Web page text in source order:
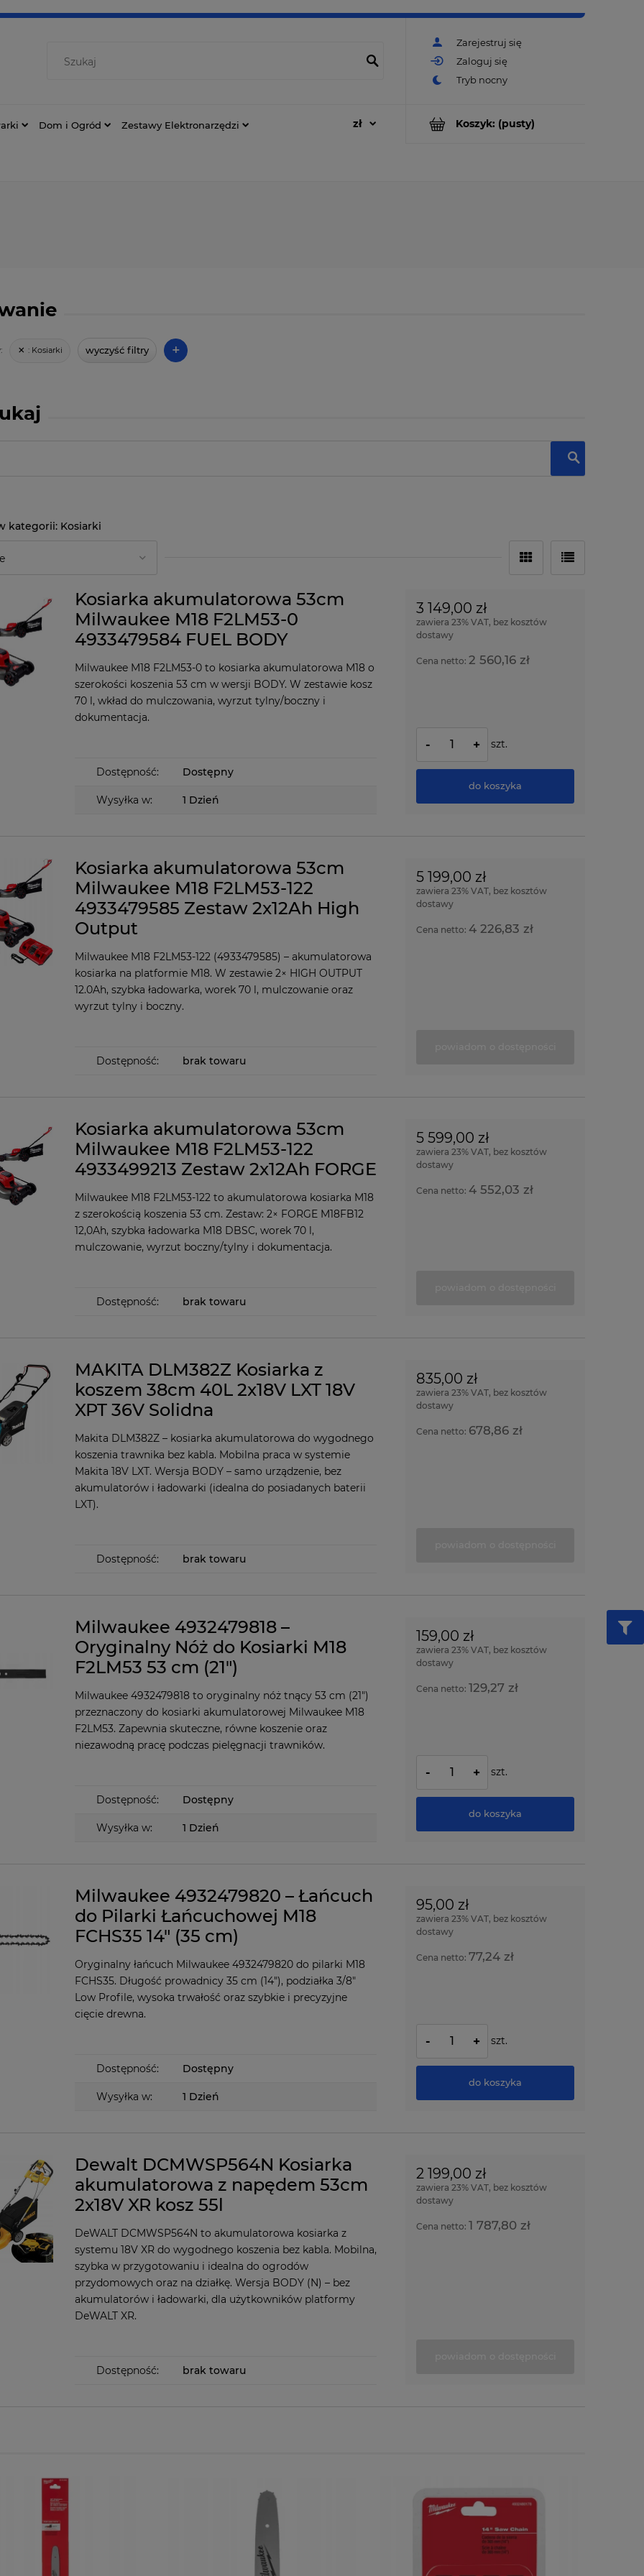
Zarejestruj się
Zaloguj się
Koszyk: (pusty)
Dom i Ogród Zestawy Elektronarzędzi
: Kosiarki wyczyść filtry +
Kosiarki
Kosiarka akumulatorowa 53cm
Milwaukee M18 F2LM53-0
4933479584 FUEL BODY
Milwaukee M18 F2LM53-0 to kosiarka akumulatorowa M18 o
szerokości koszenia 53 cm w wersji BODY. W zestawie kosz
70 l, wkład do mulczowania, wyrzut tylny/boczny i
dokumentacja.
Dostępność: Dostępny
Wysyłka w: 1 Dzień
3 149,00 zł
zawiera 23% VAT, bez kosztów
dostawy
Cena netto: 2 560,16 zł
- + szt.
do koszyka
Kosiarka akumulatorowa 53cm
Milwaukee M18 F2LM53-122
4933479585 Zestaw 2x12Ah High
Output
Milwaukee M18 F2LM53-122 (4933479585) – akumulatorowa
kosiarka na platformie M18. W zestawie 2× HIGH OUTPUT
12.0Ah, szybka ładowarka, worek 70 l, mulczowanie oraz
wyrzut tylny i boczny.
Dostępność: brak towaru
5 199,00 zł
zawiera 23% VAT, bez kosztów
dostawy
Cena netto: 4 226,83 zł
Kosiarka akumulatorowa 53cm
Milwaukee M18 F2LM53-122
4933499213 Zestaw 2x12Ah FORGE
Milwaukee M18 F2LM53-122 to akumulatorowa kosiarka M18
z szerokością koszenia 53 cm. Zestaw: 2× FORGE M18FB12
12,0Ah, szybka ładowarka M18 DBSC, worek 70 l,
mulczowanie, wyrzut boczny/tylny i dokumentacja.
Dostępność: brak towaru
5 599,00 zł
zawiera 23% VAT, bez kosztów
dostawy
Cena netto: 4 552,03 zł
MAKITA DLM382Z Kosiarka z
koszem 38cm 40L 2x18V LXT 18V
XPT 36V Solidna
Makita DLM382Z – kosiarka akumulatorowa do wygodnego
koszenia trawnika bez kabla. Mobilna praca w systemie
Makita 18V LXT. Wersja BODY – samo urządzenie, bez
akumulatorów i ładowarki (idealna do posiadanych baterii
LXT).
Dostępność: brak towaru
835,00 zł
zawiera 23% VAT, bez kosztów
dostawy
Cena netto: 678,86 zł
Milwaukee 4932479818 –
Oryginalny Nóż do Kosiarki M18
F2LM53 53 cm (21")
Milwaukee 4932479818 to oryginalny nóż tnący 53 cm (21")
przeznaczony do kosiarki akumulatorowej Milwaukee M18
F2LM53. Zapewnia skuteczne, równe koszenie oraz
niezawodną pracę podczas pielęgnacji trawników.
Dostępność: Dostępny
Wysyłka w: 1 Dzień
159,00 zł
zawiera 23% VAT, bez kosztów
dostawy
Cena netto: 129,27 zł
- + szt.
do koszyka
Milwaukee 4932479820 – Łańcuch
do Pilarki Łańcuchowej M18
FCHS35 14" (35 cm)
Oryginalny łańcuch Milwaukee 4932479820 do pilarki M18
FCHS35. Długość prowadnicy 35 cm (14"), podziałka 3/8"
Low Profile, wysoka trwałość oraz szybkie i precyzyjne
cięcie drewna.
Dostępność: Dostępny
Wysyłka w: 1 Dzień
95,00 zł
zawiera 23% VAT, bez kosztów
dostawy
Cena netto: 77,24 zł
- + szt.
do koszyka
Dewalt DCMWSP564N Kosiarka
akumulatorowa z napędem 53cm
2x18V XR kosz 55l
DeWALT DCMWSP564N to akumulatorowa kosiarka z
systemu 18V XR do wygodnego koszenia bez kabla. Mobilna,
szybka w przygotowaniu i idealna do ogrodów
przydomowych oraz na działkę. Wersja BODY (N) – bez
akumulatorów i ładowarki, dla użytkowników platformy
DeWALT XR.
Dostępność: brak towaru
2 199,00 zł
zawiera 23% VAT, bez kosztów
dostawy
Cena netto: 1 787,80 zł